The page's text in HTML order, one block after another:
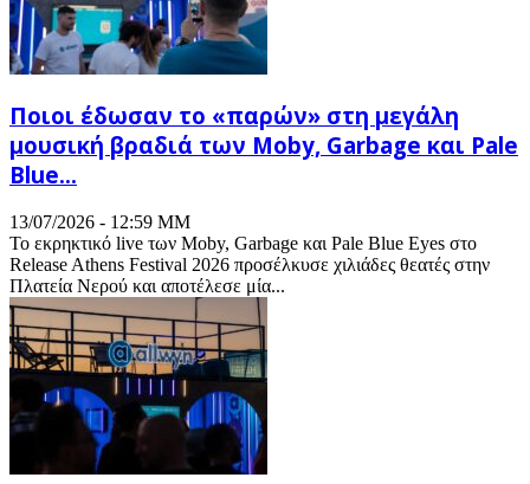
Ποιοι έδωσαν το «παρών» στη μεγάλη
μουσική βραδιά των Moby, Garbage και Pale
Blue...
13/07/2026 - 12:59 ΜΜ
Το εκρηκτικό live των Moby, Garbage και Pale Blue Eyes στο
Release Athens Festival 2026 προσέλκυσε χιλιάδες θεατές στην
Πλατεία Νερού και αποτέλεσε μία...